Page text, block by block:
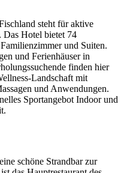
steht für aktive
Das Hotel bietet 74
und Suiten.
und Ferienhäuser in
finden hier
Landschaft mit
und Anwendungen.
Sportangebot Indoor und
schöne Strandbar zur